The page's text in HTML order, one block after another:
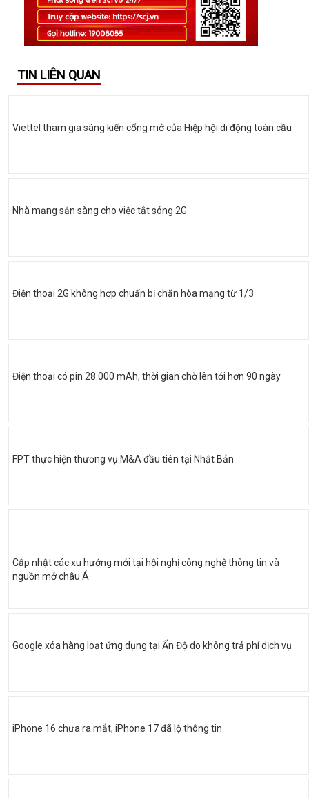
TIN LIÊN QUAN
Viettel tham gia sáng kiến cổng mở của Hiệp hội di động toàn cầu
Nhà mạng sẵn sàng cho việc tắt sóng 2G
Điện thoại 2G không hợp chuẩn bị chặn hòa mạng từ 1/3
Điện thoại có pin 28.000 mAh, thời gian chờ lên tới hơn 90 ngày
FPT thực hiện thương vụ M&A đầu tiên tại Nhật Bản
Cập nhật các xu hướng mới tại hội nghị công nghệ thông tin và
nguồn mở châu Á
Google xóa hàng loạt ứng dụng tại Ấn Độ do không trả phí dịch vụ
iPhone 16 chưa ra mắt, iPhone 17 đã lộ thông tin